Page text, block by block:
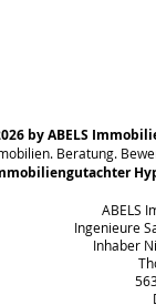
by ABELS
Beratung.
ABELS
Ingenieure
Inhaber